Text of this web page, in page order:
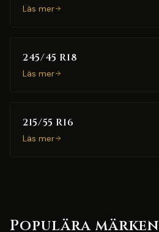
Läs mer
245/45 R18
Läs mer
215/55 R16
Läs mer
Populära märken